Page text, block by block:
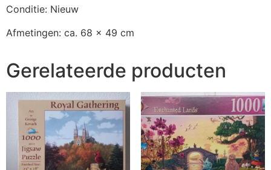
Conditie: Nieuw
Afmetingen: ca. 68 x 49 cm
Gerelateerde producten